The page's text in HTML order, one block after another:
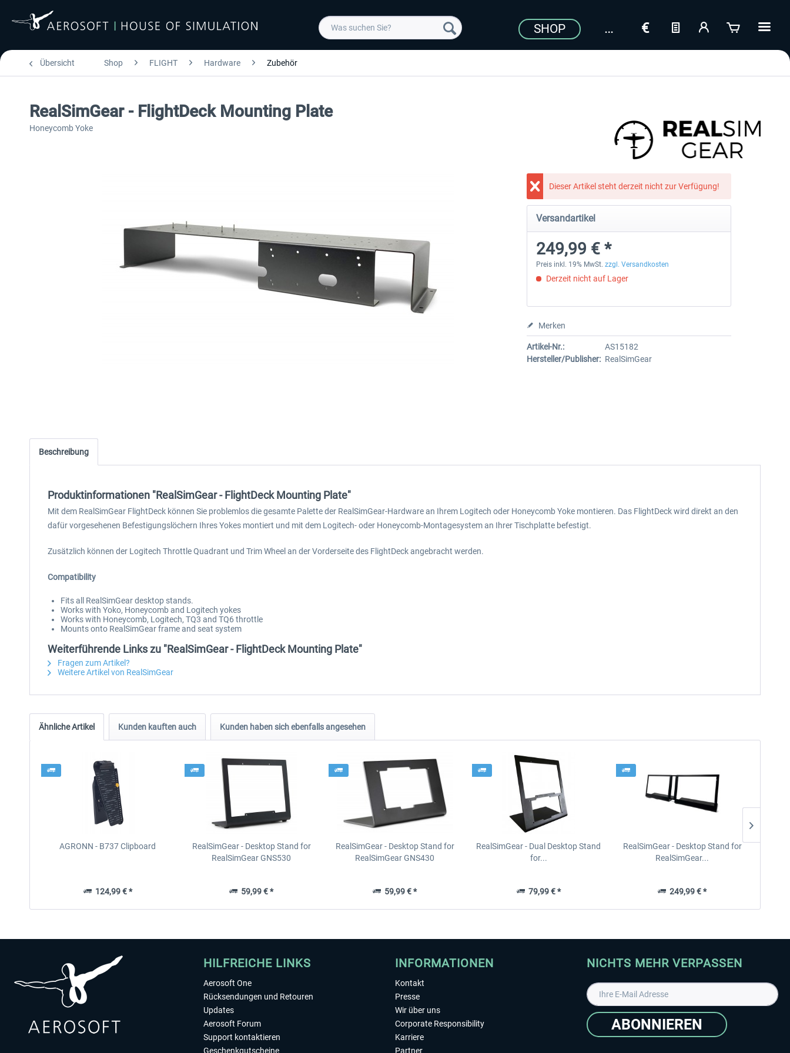
SHOP
Übersicht Shop FLIGHT Hardware Zubehör
RealSimGear - FlightDeck Mounting Plate
Honeycomb Yoke
Dieser Artikel steht derzeit nicht zur Verfügung!
Versandartikel
249,99 € *
Preis inkl. 19% MwSt. zzgl. Versandkosten
Derzeit nicht auf Lager
Merken
Artikel-Nr.:
AS15182
Hersteller/Publisher: RealSimGear
Beschreibung
Produktinformationen "RealSimGear - FlightDeck Mounting Plate"
Mit dem RealSimGear FlightDeck können Sie problemlos die gesamte Palette der RealSimGear-Hardware an Ihrem Logitech oder Honeycomb Yoke montieren. Das FlightDeck wird direkt an den
dafür vorgesehenen Befestigungslöchern Ihres Yokes montiert und mit dem Logitech- oder Honeycomb-Montagesystem an Ihrer Tischplatte befestigt.
Zusätzlich können der Logitech Throttle Quadrant und Trim Wheel an der Vorderseite des FlightDeck angebracht werden.
Compatibility
Fits all RealSimGear desktop stands.
Works with Yoko, Honeycomb and Logitech yokes
Works with Honeycomb, Logitech, TQ3 and TQ6 throttle
Mounts onto RealSimGear frame and seat system
Weiterführende Links zu "RealSimGear - FlightDeck Mounting Plate"
Fragen zum Artikel?
Weitere Artikel von RealSimGear
Ähnliche Artikel Kunden kauften auch Kunden haben sich ebenfalls angesehen
AGRONN - B737 Clipboard
124,99 € *
RealSimGear - Desktop Stand for
RealSimGear GNS530
59,99 € *
RealSimGear - Desktop Stand for
RealSimGear GNS430
59,99 € *
RealSimGear - Dual Desktop Stand
for...
79,99 € *
RealSimGear - Desktop Stand for
RealSimGear...
249,99 € *
HILFREICHE LINKS
Aerosoft One
Rücksendungen und Retouren
Updates
Aerosoft Forum
Support kontaktieren
Geschenkgutscheine
INFORMATIONEN
Kontakt
Presse
Wir über uns
Corporate Responsibility
Karriere
Partner
NICHTS MEHR VERPASSEN
ABONNIEREN